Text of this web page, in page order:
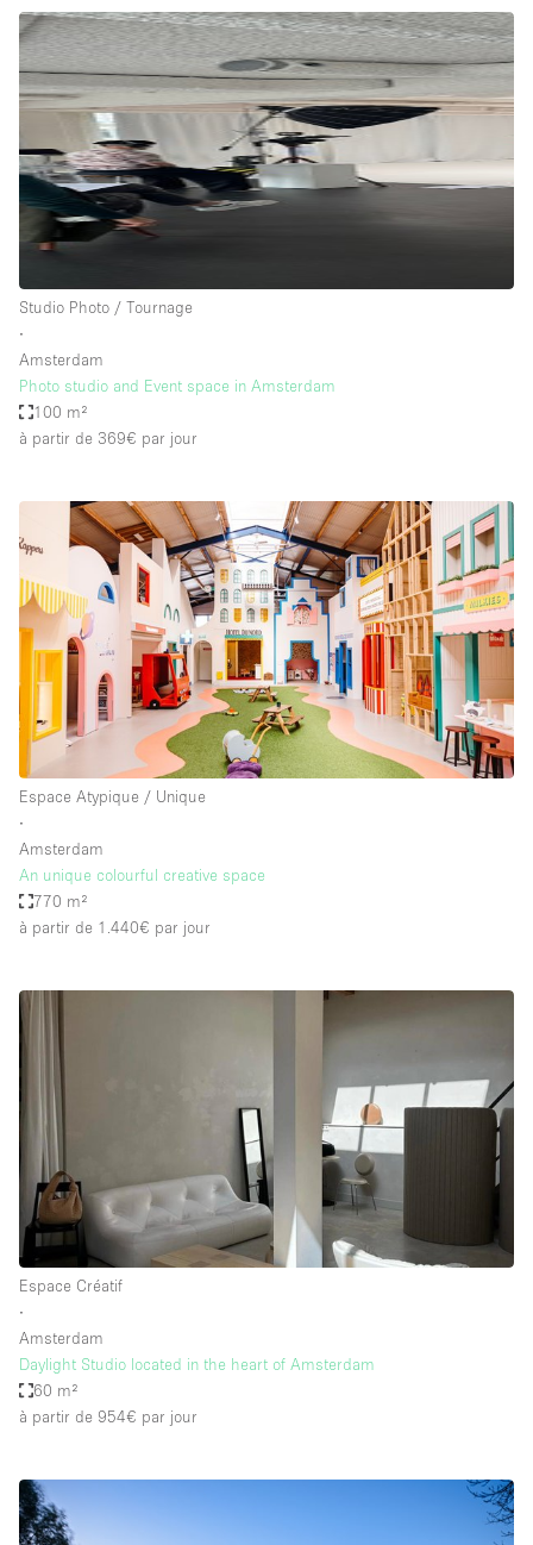
Studio Photo / Tournage
∙
Amsterdam
Photo studio and Event space in Amsterdam
100 m²
à partir de 369€ par jour
Espace Atypique / Unique
∙
Amsterdam
An unique colourful creative space
770 m²
à partir de 1.440€ par jour
Espace Créatif
∙
Amsterdam
Daylight Studio located in the heart of Amsterdam
60 m²
à partir de 954€ par jour